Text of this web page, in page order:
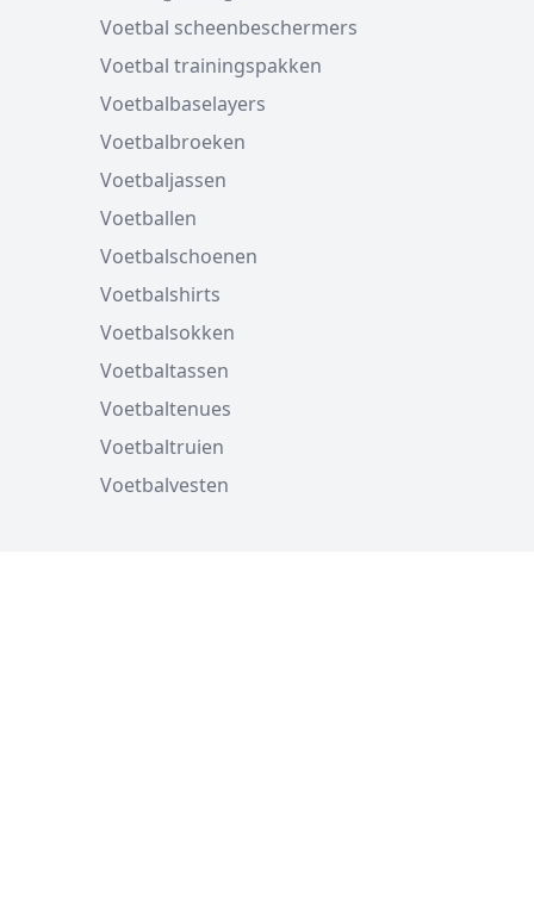
Voetbal scheenbeschermers
Voetbal trainingspakken
Voetbalbaselayers
Voetbalbroeken
Voetbaljassen
Voetballen
Voetbalschoenen
Voetbalshirts
Voetbalsokken
Voetbaltassen
Voetbaltenues
Voetbaltruien
Voetbalvesten